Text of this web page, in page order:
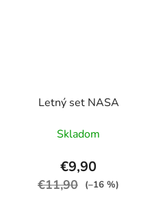
Letný set NASA
Skladom
€9,90
€11,90 (–16 %)